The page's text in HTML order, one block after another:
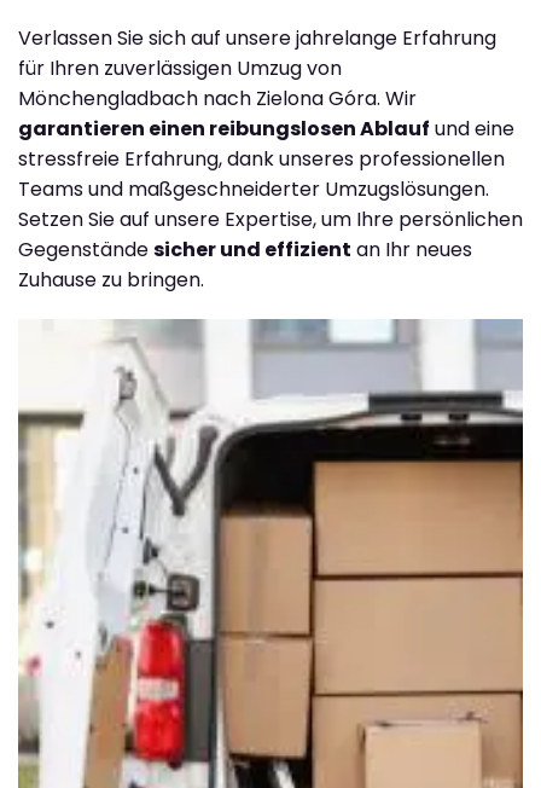
Verlassen Sie sich auf unsere jahrelange Erfahrung
für Ihren zuverlässigen Umzug von
Mönchengladbach nach Zielona Góra. Wir
garantieren einen reibungslosen Ablauf und eine
stressfreie Erfahrung, dank unseres professionellen
Teams und maßgeschneiderter Umzugslösungen.
Setzen Sie auf unsere Expertise, um Ihre persönlichen
Gegenständesicher und effizient an Ihr neues
Zuhause zu bringen.